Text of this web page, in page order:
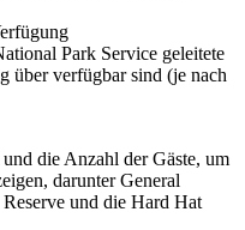
Park Service geleitete
über verfügbar sind (je nach
die Anzahl der Gäste, um
darunter General
und die Hard Hat